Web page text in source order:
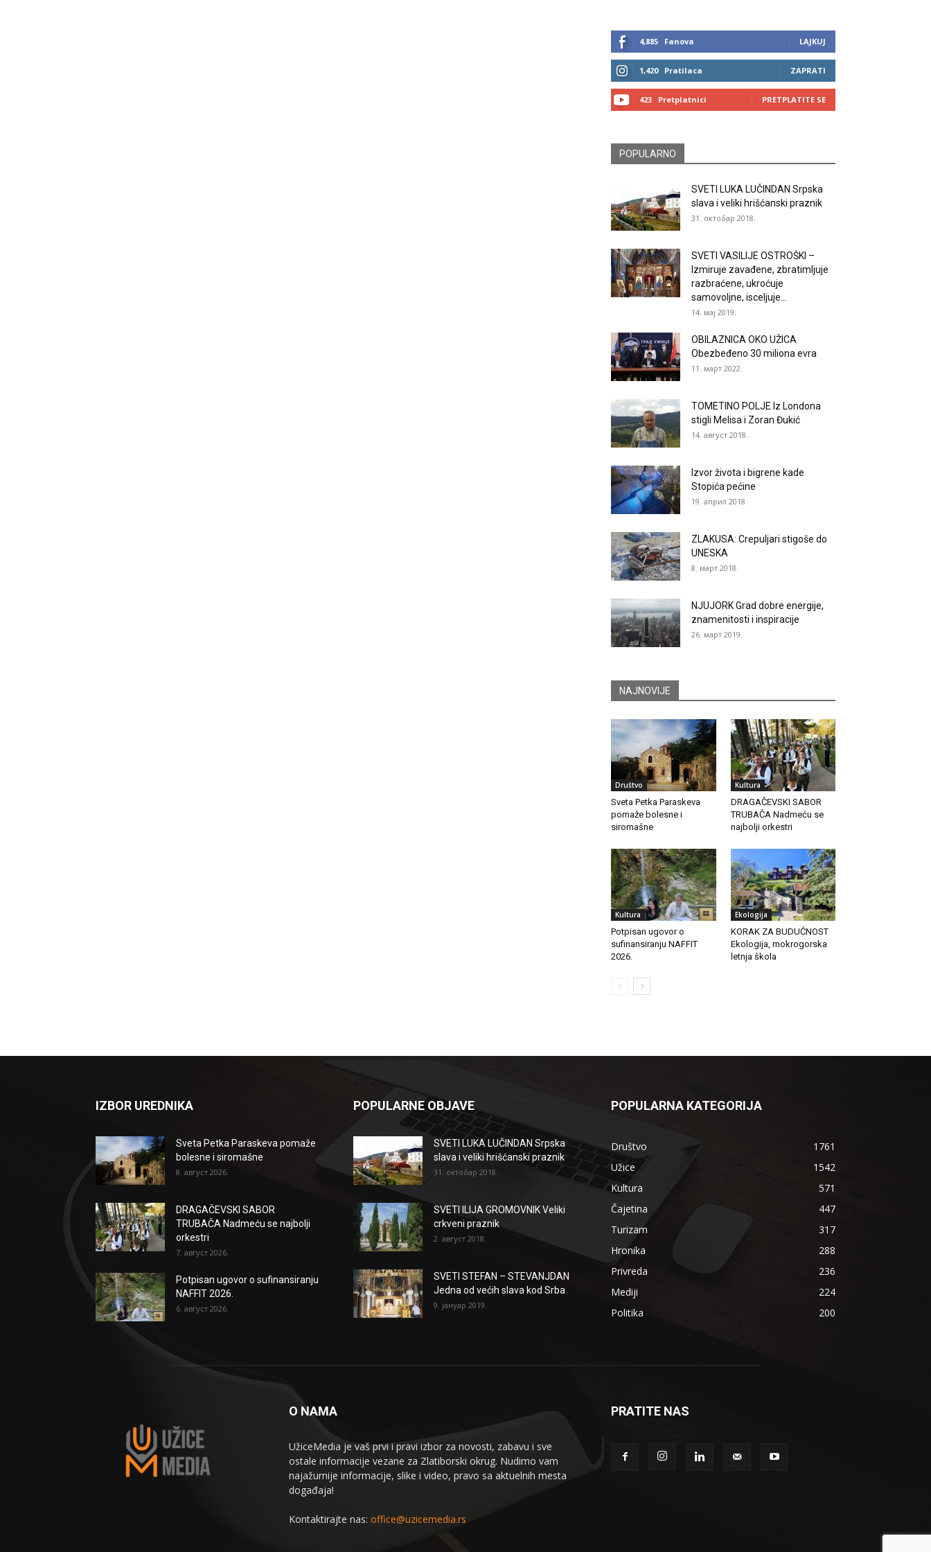
4,885 Fanova LAJKUJ
1,420 Pratilaca ZAPRATI
423 Pretplatnici PRETPLATITE SE
POPULARNO
SVETI LUKA LUČINDAN Srpska
slava i veliki hrišćanski praznik
31. октобар 2018.
SVETI VASILIJE OSTROŠKI –
Izmiruje zavađene, zbratimljuje
razbraćene, ukroćuje
samovoljne, isceljuje...
14. мај 2019.
OBILAZNICA OKO UŽICA
Obezbeđeno 30 miliona evra
11. март 2022.
TOMETINO POLJE Iz Londona
stigli Melisa i Zoran Đukić
14. август 2018.
Izvor života i bigrene kade
Stopića pećine
19. април 2018.
ZLAKUSA: Crepuljari stigoše do
UNESKA
8. март 2018.
NJUJORK Grad dobre energije,
znamenitosti i inspiracije
26. март 2019.
NAJNOVIJE
Društvo
Sveta Petka Paraskeva
pomaže bolesne i
siromašne
Kultura
DRAGAČEVSKI SABOR
TRUBAČA Nadmeću se
najbolji orkestri
Kultura
Potpisan ugovor o
sufinansiranju NAFFIT
2026.
Ekologija
KORAK ZA BUDUĆNOST
Ekologija, mokrogorska
letnja škola
IZBOR UREDNIKA
Sveta Petka Paraskeva pomaže
bolesne i siromašne
8. август 2026.
DRAGAČEVSKI SABOR
TRUBAČA Nadmeću se najbolji
orkestri
7. август 2026.
Potpisan ugovor o sufinansiranju
NAFFIT 2026.
6. август 2026.
POPULARNE OBJAVE
SVETI LUKA LUČINDAN Srpska
slava i veliki hrišćanski praznik
31. октобар 2018.
SVETI ILIJA GROMOVNIK Veliki
crkveni praznik
2. август 2018.
SVETI STEFAN – STEVANJDAN
Jedna od većih slava kod Srba
9. јануар 2019.
POPULARNA KATEGORIJA
Društvo
1761
Užice
1542
Kultura
571
Čajetina
447
Turizam
317
Hronika
288
Privreda
236
Mediji
224
Politika
200
O NAMA
UžiceMedia je vaš prvi i pravi izbor za novosti, zabavu i sve
ostale informacije vezane za Zlatiborski okrug. Nudimo vam
najažurnije informacije, slike i video, pravo sa aktuelnih mesta
događaja!
Kontaktirajte nas: office@uzicemedia.rs
PRATITE NAS